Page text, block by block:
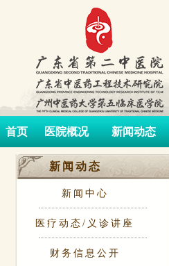
首页 医院概况 新闻动态
新闻动态
新闻中心
医疗动态/义诊讲座
财务信息公开